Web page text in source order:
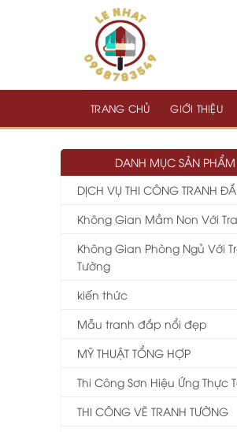
TRANG CHỦ GIỚI THIỆU
DANH MỤC SẢN PHẨM
DỊCH VỤ THI CÔNG TRANH
Không Gian Mầm Non Với
Không Gian Phòng Ngủ Với
Tường
kiến thức
Mẫu tranh đắp nổi đẹp
MỸ THUẬT TỔNG HỢP
Thi Công Sơn Hiệu Ứng Thực
THI CÔNG VẼ TRANH TƯỜNG